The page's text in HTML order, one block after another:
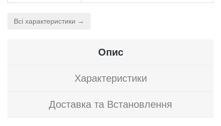
Всі характеристики →
Опис
Характеристики
Доставка та Встановлення